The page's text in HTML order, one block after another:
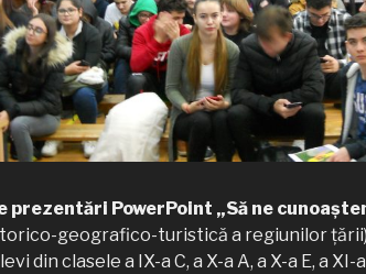
prezentări PowerPoint „Să ne
geografico-turistică a regiunilor
din clasele a IX-a C, a X-a A, a X-a E, a XI-